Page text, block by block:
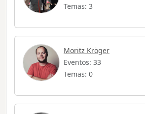
Temas: 3
Moritz Kröger
Eventos: 33
Temas: 0